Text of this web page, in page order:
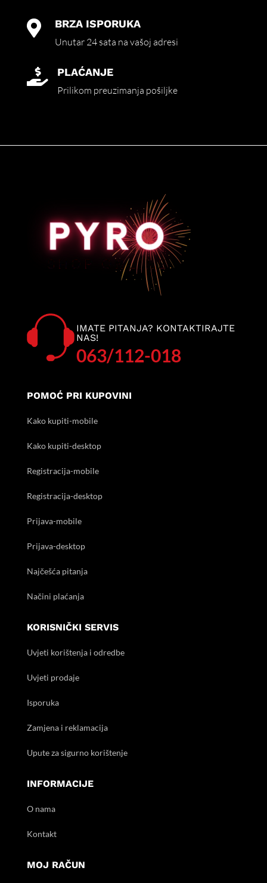
 BRZA ISPORUKA
Unutar 24 sata na vašoj adresi
 PLAĆANJE
Prilikom preuzimanja pošiljke
IMATE PITANJA? KONTAKTIRAJTE
NAS!
063/112-018
POMOĆ PRI KUPOVINI
Kako kupiti-mobile
Kako kupiti-desktop
Registracija-mobile
Registracija-desktop
Prijava-mobile
Prijava-desktop
Najčešća pitanja
Načini plaćanja
KORISNIČKI SERVIS
Uvjeti korištenja i odredbe
Uvjeti prodaje
Isporuka
Zamjena i reklamacija
Upute za sigurno korištenje
INFORMACIJE
O nama
Kontakt
MOJ RAČUN